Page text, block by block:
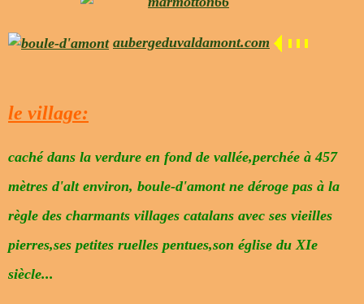
aubergeduvaldamont.com
le village:
caché dans la verdure en fond de vallée,perchée à 457
mètres d'alt environ, boule-d'amont ne déroge pas à la
règle des charmants villages catalans avec ses vieilles
pierres,ses petites ruelles pentues,son église du XIe
siècle...